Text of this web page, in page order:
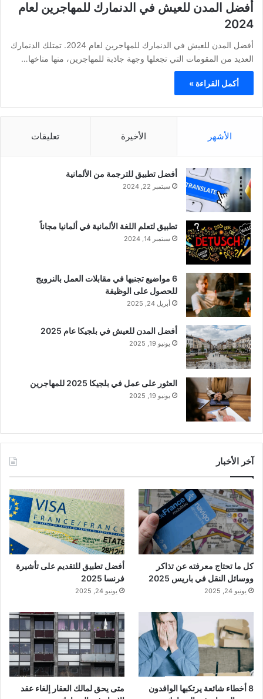
أفضل المدن للعيش في الدنمارك للمهاجرين لعام
2024
أفضل المدن للعيش في الدنمارك للمهاجرين لعام 2024. تمتلك الدنمارك
العديد من المقومات التي تجعلها وجهة جاذبة للمهاجرين، منها مناخها…
أكمل القراءة »
الأشهر الأخيرة تعليقات
أفضل تطبيق للترجمة من الألمانية
سبتمبر 22, 2024
تطبيق لتعلم اللغة الألمانية في ألمانيا مجاناً
سبتمبر 14, 2024
6 مواضيع تجنبها في مقابلات العمل بالنرويج
للحصول على الوظيفة
أبريل 24, 2025
أفضل المدن للعيش في بلجيكا عام 2025
يونيو 19, 2025
العثور على عمل في بلجيكا 2025 للمهاجرين
يونيو 19, 2025
آخر الأخبار
كل ما تحتاج معرفته عن تذاكر
ووسائل النقل في باريس 2025
يونيو 24, 2025
أفضل تطبيق للتقديم على تأشيرة
فرنسا 2025
يونيو 24, 2025
8 أخطاء شائعة يرتكبها الوافدون
متى يحق لمالك العقار إلغاء عقد